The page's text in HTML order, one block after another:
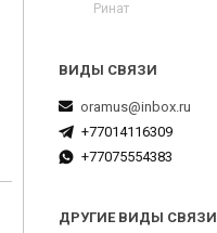
Ринат
oramus@inbox.ru
+77014116309
+77075554383
ДРУГИЕ ВИДЫ СВЯЗИ